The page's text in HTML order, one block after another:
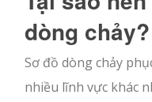
dòng chảy?
Sơ đồ dòng chảy
nhiều lĩnh vực khác